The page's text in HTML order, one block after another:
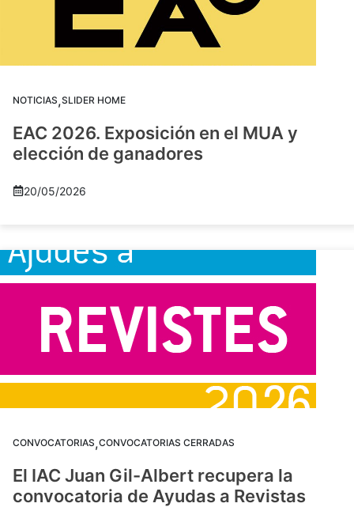
NOTICIAS,SLIDER HOME
EAC 2026. Exposición en el MUA y
elección de ganadores
20/05/2026
CONVOCATORIAS,CONVOCATORIAS CERRADAS
El IAC Juan Gil-Albert recupera la
convocatoria de Ayudas a Revistas